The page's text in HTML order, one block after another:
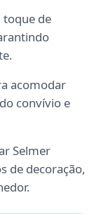
de
acomodar
convívio e
Selmer
de decoração,